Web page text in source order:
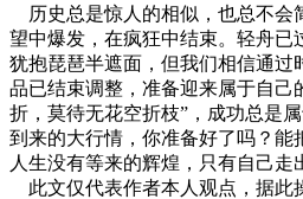
历史总是惊人的相似，也总不会
望中爆发，在疯狂中结束。轻舟已
犹抱琵琶半遮面，但我们相信通过
品已结束调整，准备迎来属于自己
折，莫待无花空折枝”，成功总是
到来的大行情，你准备好了吗？能
人生没有等来的辉煌，只有自己
此文仅代表作者本人观点，据此